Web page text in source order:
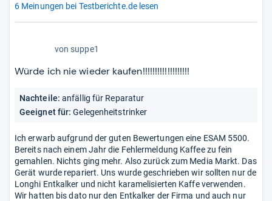
6 Meinungen bei Testberichte.de lesen
5
von suppe1
Würde ich nie wieder kaufen!!!!!!!!!!!!!!!!!!!
Nachteile: anfällig für Reparatur
Geeignet für: Gelegenheitstrinker
Ich erwarb aufgrund der guten Bewertungen eine ESAM 5500.
Bereits nach einem Jahr die Fehlermeldung Kaffee zu fein
gemahlen. Nichts ging mehr. Also zurück zum Media Markt. Das
Gerät wurde repariert. Uns wurde geschrieben wir sollten nur de
Longhi Entkalker und nicht karamelisierten Kaffe verwenden.
Wir hatten bis dato nur den Entkalker der Firma und auch nur